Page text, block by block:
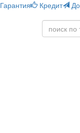
Гарантия Кредит